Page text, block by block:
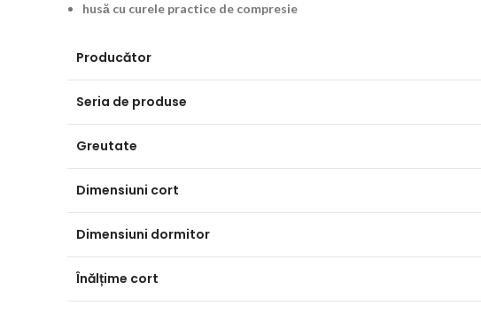
husă cu curele practice de compresie
Producător
Seria de produse
Greutate
Dimensiuni cort
Dimensiuni dormitor
Înălțime cort